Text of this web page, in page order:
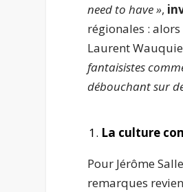
need to have »,
régionales :
Laurent
fantaisistes
débouchant sur
La culture
Pour Jérôme
remarques